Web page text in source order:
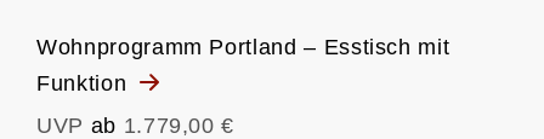
Wohnprogramm Portland – Esstisch mit
Funktion
UVP ab 1.779,00 €